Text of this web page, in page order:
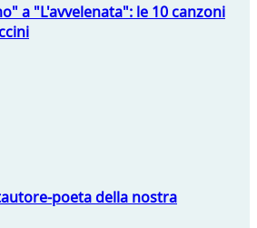
a "L'avvelenata": le 10 canzoni
poeta della nostra